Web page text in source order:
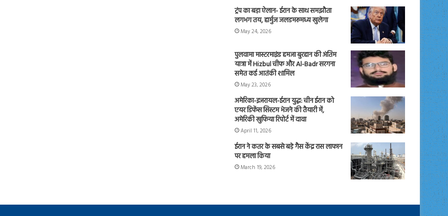
ट्रंप का बड़ा ऐलान- ईरान के साथ समझौता
लगभग तय, हार्मुज जलडमरूमध्य खुलेगा
May 24, 2026
पुलवामा मास्टरमाइंड हमजा बुरहान की अंतिम
यात्रा में Hizbul चीफ और Al-Badr सरगना
समेत कई आतंकी शामिल
May 23, 2026
अमेरिका-इजरायल-ईरान युद्ध: चीन ईरान को
एयर डिफेंस सिस्टम भेजने की तैयारी में,
अमेरिकी खुफिया रिपोर्ट में दावा
April 11, 2026
ईरान ने कतर के सबसे बड़े गैस केंद्र रास लाफान
पर हमला किया
March 19, 2026